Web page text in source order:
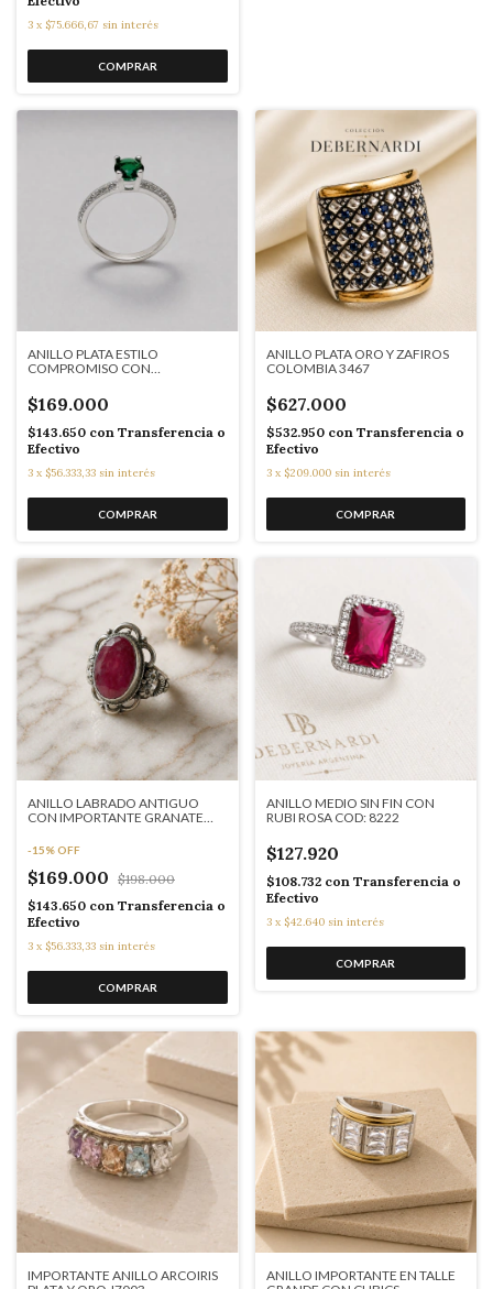
3 x $75.666,67 sin interés
ANILLO PLATA ESTILO
COMPROMISO CON
$169.000
$143.650 con Transferencia o
Efectivo
3 x $56.333,33 sin interés
ANILLO PLATA ORO Y ZAFIROS
COLOMBIA 3467
$627.000
$532.950 con Transferencia o
Efectivo
3 x $209.000 sin interés
ANILLO LABRADO ANTIGUO
CON IMPORTANTE GRANATE
-15%OFF
$169.000 $198.000
$143.650 con Transferencia o
Efectivo
3 x $56.333,33 sin interés
ANILLO MEDIO SIN FIN CON
RUBI ROSA COD: 8222
$127.920
$108.732 con Transferencia o
Efectivo
3 x $42.640 sin interés
IMPORTANTE ANILLO ARCOIRIS
ANILLO IMPORTANTE EN TALLE